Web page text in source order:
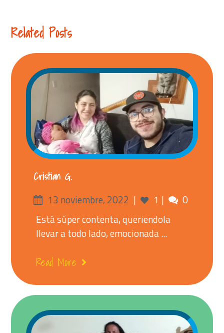
Related Posts
Cristian G.
Posted
on
13 noviembre, 2022 1
0
Está súper contenta, queriendola
llevar a todo lado, emocionada ...
Read More